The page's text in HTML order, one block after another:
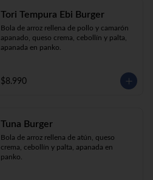
Tori Tempura Ebi Burger
Bola de arroz rellena de pollo y camarón
apanado, queso crema, cebollín y palta,
apanada en panko.
$8.990
Tuna Burger
Bola de arroz rellena de atún, queso
crema, cebollín y palta, apanada en
panko.